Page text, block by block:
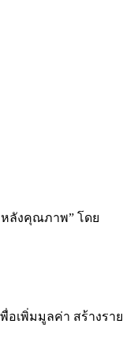
ลังคุณภาพ” โดย
อเพิ่มมูลค่า สร้างราย